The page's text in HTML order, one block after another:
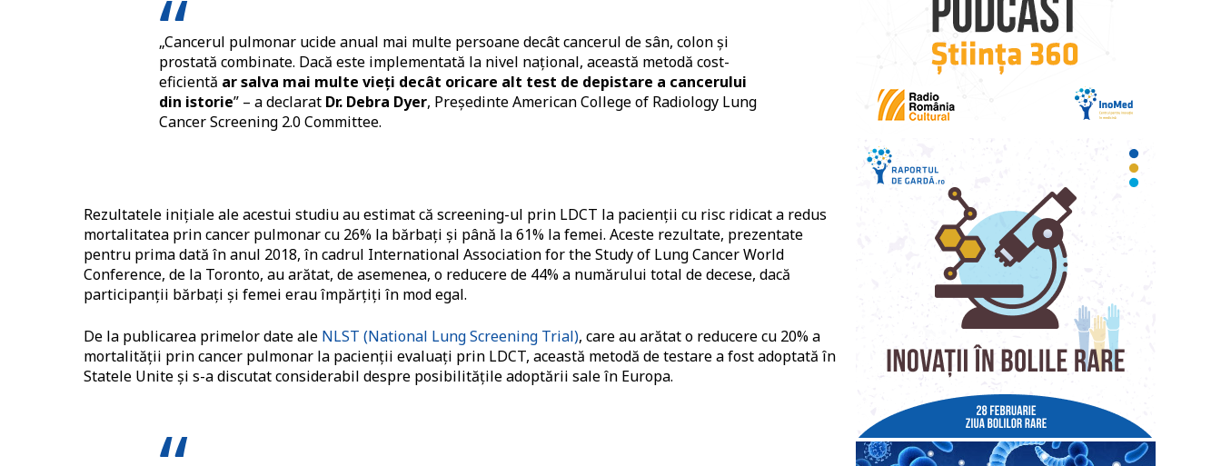
„Cancerul pulmonar ucide anual mai multe persoane decât cancerul de sân, colon și
prostată combinate. Dacă este implementată la nivel național, această metodă cost-
eficientă ar salva mai multe vieți decât oricare alt test de depistare a cancerului
din istorie” – a declarat Dr. Debra Dyer, Președinte American College of Radiology Lung
Cancer Screening 2.0 Committee.
Rezultatele inițiale ale acestui studiu au estimat că screening-ul prin LDCT la pacienții cu risc ridicat a redus
mortalitatea prin cancer pulmonar cu 26% la bărbați și până la 61% la femei. Aceste rezultate, prezentate
pentru prima dată în anul 2018, în cadrul International Association for the Study of Lung Cancer World
Conference, de la Toronto, au arătat, de asemenea, o reducere de 44% a numărului total de decese, dacă
participanții bărbați și femei erau împărțiți în mod egal.
De la publicarea primelor date ale NLST (National Lung Screening Trial), care au arătat o reducere cu 20% a
mortalității prin cancer pulmonar la pacienții evaluați prin LDCT, această metodă de testare a fost adoptată în
Statele Unite și s-a discutat considerabil despre posibilitățile adoptării sale în Europa.